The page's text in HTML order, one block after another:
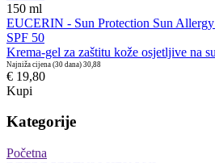
150 ml
EUCERIN - Sun Protection Sun
SPF 50
Krema-gel za zaštitu kože osjetljive na
Najniža cijena (30 dana) 30,88
€ 19,80
Kupi
Kategorije
Početna